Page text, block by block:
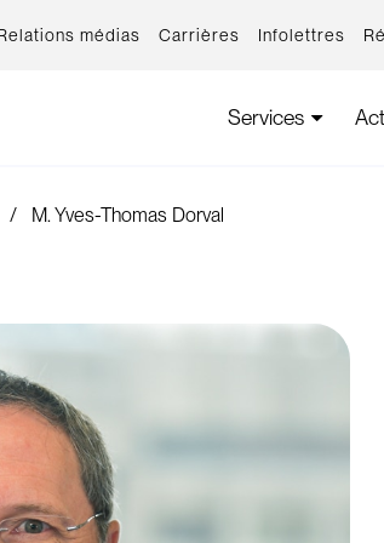
médias Carrières Infolettres
Services
M. Yves-Thomas Dorval